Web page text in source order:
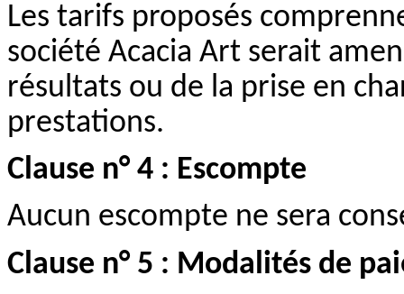
Les tarifs proposés
société Acacia Art serait
résultats ou de la prise en
prestations.
Clause n° 4 : Escompte
Aucun escompte ne sera
Clause n° 5 : Modalités de